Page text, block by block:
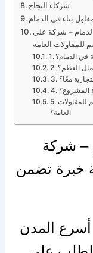
شركاء النجاح
بناء في الدمام
– شركة علي
للمقاولات العامة
في الدمام؟
العظم؟
معًا؟
المشروع؟
5. ما هي خطوات تنفيذ المشروع مع شركة علي جاسم للمقاولات
العامة؟
– شركة
خبرة تضمن
أسرع المدن